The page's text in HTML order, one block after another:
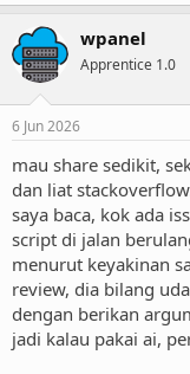
wpanel
Apprentice 1.0
6 Jun 2026
mau share sedikit,
dan liat
saya baca, kok ada
script di jalan
menurut keyakinan
review, dia bilang
dengan berikan
jadi kalau pakai ai,